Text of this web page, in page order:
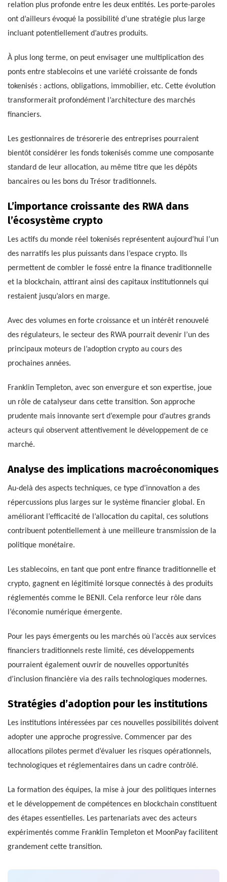
relation plus profonde entre les deux entités. Les porte-paroles
ont d’ailleurs évoqué la possibilité d’une stratégie plus large
incluant potentiellement d’autres produits.
À plus long terme, on peut envisager une multiplication des
ponts entre stablecoins et une variété croissante de fonds
tokenisés : actions, obligations, immobilier, etc. Cette évolution
transformerait profondément l’architecture des marchés
financiers.
Les gestionnaires de trésorerie des entreprises pourraient
bientôt considérer les fonds tokenisés comme une composante
standard de leur allocation, au même titre que les dépôts
bancaires ou les bons du Trésor traditionnels.
L’importance croissante des RWA dans
l’écosystème crypto
Les actifs du monde réel tokenisés représentent aujourd’hui l’un
des narratifs les plus puissants dans l’espace crypto. Ils
permettent de combler le fossé entre la finance traditionnelle
et la blockchain, attirant ainsi des capitaux institutionnels qui
restaient jusqu’alors en marge.
Avec des volumes en forte croissance et un intérêt renouvelé
des régulateurs, le secteur des RWA pourrait devenir l’un des
principaux moteurs de l’adoption crypto au cours des
prochaines années.
Franklin Templeton, avec son envergure et son expertise, joue
un rôle de catalyseur dans cette transition. Son approche
prudente mais innovante sert d’exemple pour d’autres grands
acteurs qui observent attentivement le développement de ce
marché.
Analyse des implications macroéconomiques
Au-delà des aspects techniques, ce type d’innovation a des
répercussions plus larges sur le système financier global. En
améliorant l’efficacité de l’allocation du capital, ces solutions
contribuent potentiellement à une meilleure transmission de la
politique monétaire.
Les stablecoins, en tant que pont entre finance traditionnelle et
crypto, gagnent en légitimité lorsque connectés à des produits
réglementés comme le BENJI. Cela renforce leur rôle dans
l’économie numérique émergente.
Pour les pays émergents ou les marchés où l’accès aux services
financiers traditionnels reste limité, ces développements
pourraient également ouvrir de nouvelles opportunités
d’inclusion financière via des rails technologiques modernes.
Stratégies d’adoption pour les institutions
Les institutions intéressées par ces nouvelles possibilités doivent
adopter une approche progressive. Commencer par des
allocations pilotes permet d’évaluer les risques opérationnels,
technologiques et réglementaires dans un cadre contrôlé.
La formation des équipes, la mise à jour des politiques internes
et le développement de compétences en blockchain constituent
des étapes essentielles. Les partenariats avec des acteurs
expérimentés comme Franklin Templeton et MoonPay facilitent
grandement cette transition.